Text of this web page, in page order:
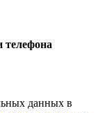
телефона
данных в